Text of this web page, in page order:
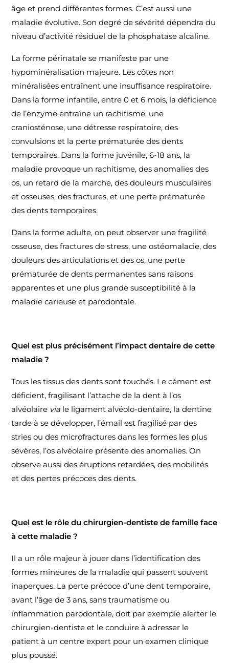
âge et prend différentes formes. C’est aussi une
maladie évolutive. Son degré de sévérité dépendra du
niveau d’activité résiduel de la phosphatase alcaline.
La forme périnatale se manifeste par une
hypominéralisation majeure. Les côtes non
minéralisées entraînent une insuffisance respiratoire.
Dans la forme infantile, entre 0 et 6 mois, la déficience
de l’enzyme entraîne un rachitisme, une
craniosténose, une détresse respiratoire, des
convulsions et la perte prématurée des dents
temporaires. Dans la forme juvénile, 6-18 ans, la
maladie provoque un rachitisme, des anomalies des
os, un retard de la marche, des douleurs musculaires
et osseuses, des fractures, et une perte prématurée
des dents temporaires.
Dans la forme adulte, on peut observer une fragilité
osseuse, des fractures de stress, une ostéomalacie, des
douleurs des articulations et des os, une perte
prématurée de dents permanentes sans raisons
apparentes et une plus grande susceptibilité à la
maladie carieuse et parodontale.
Quel est plus précisément l’impact dentaire de cette
maladie ?
Tous les tissus des dents sont touchés. Le cément est
déficient, fragilisant l’attache de la dent à l’os
alvéolaire via le ligament alvéolo-dentaire, la dentine
tarde à se développer, l’émail est fragilisé par des
stries ou des microfractures dans les formes les plus
sévères, l’os alvéolaire présente des anomalies. On
observe aussi des éruptions retardées, des mobilités
et des pertes précoces des dents.
Quel est le rôle du chirurgien-dentiste de famille face
à cette maladie ?
Il a un rôle majeur à jouer dans l’identification des
formes mineures de la maladie qui passent souvent
inaperçues. La perte précoce d’une dent temporaire,
avant l’âge de 3 ans, sans traumatisme ou
inflammation parodontale, doit par exemple alerter le
chirurgien-dentiste et le conduire à adresser le
patient à un centre expert pour un examen clinique
plus poussé.